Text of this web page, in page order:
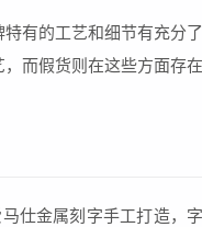
有的工艺和细节有充分了
而假货则在这些方面存在
仕金属刻字手工打造，字